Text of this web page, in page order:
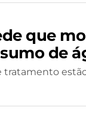
que
de
tratamento